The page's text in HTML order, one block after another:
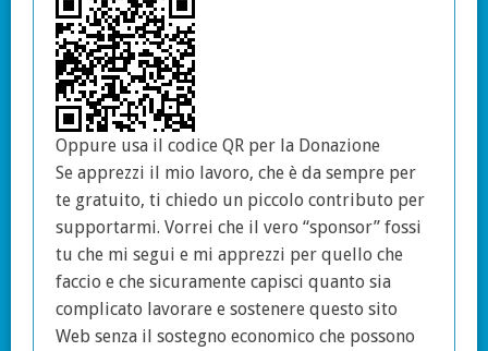
Oppure usa il codice QR per la Donazione
Se apprezzi il mio lavoro, che è da sempre per
te gratuito, ti chiedo un piccolo contributo per
supportarmi. Vorrei che il vero “sponsor” fossi
tu che mi segui e mi apprezzi per quello che
faccio e che sicuramente capisci quanto sia
complicato lavorare e sostenere questo sito
Web senza il sostegno economico che possono